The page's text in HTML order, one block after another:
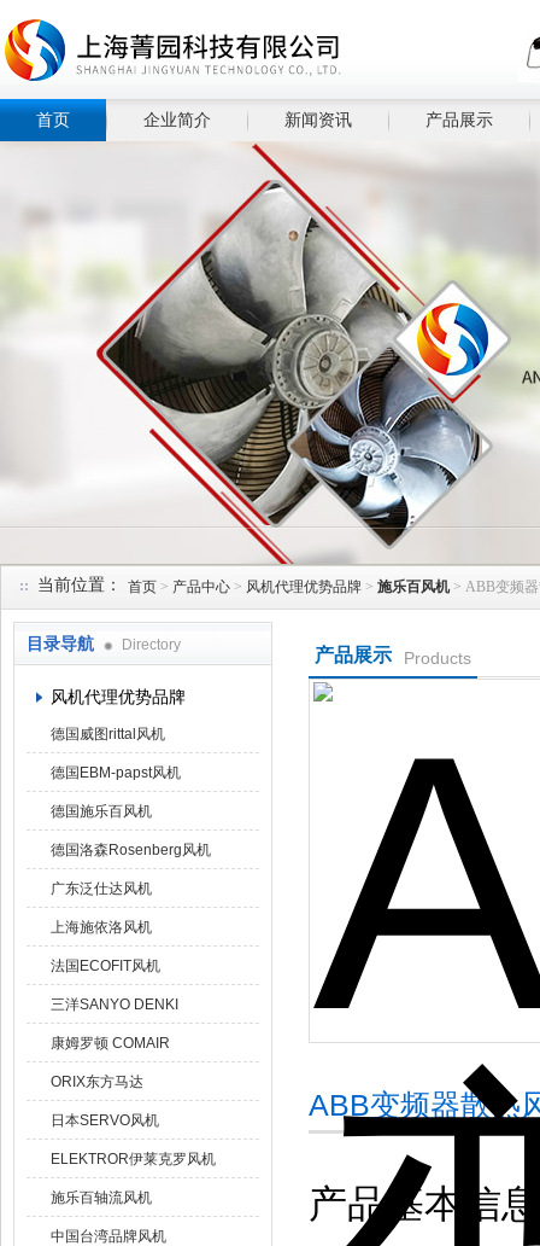
首页 企业简介 新闻资讯 产品展示
当前位置： 首页 > 产品中心 > 风机代理优势品牌 > 施乐百风机 > ABB变频
目录导航 Directory
风机代理优势品牌
德国威图rittal风机
德国EBM-papst风机
德国施乐百风机
德国洛森Rosenberg风机
广东泛仕达风机
上海施依洛风机
法国ECOFIT风机
三洋SANYO DENKI
康姆罗顿 COMAIR
ORIX东方马达
日本SERVO风机
ELEKTROR伊莱克罗风机
施乐百轴流风机
中国台湾品牌风机
产品展示 Products
ABB变频器散热
产品基本信息